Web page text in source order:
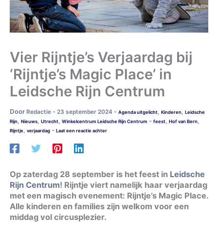
Vier Rijntje’s Verjaardag bij
‘Rijntje’s Magic Place’ in
Leidsche Rijn Centrum
Door Redactie - 23 september 2024 - Agenda uitgelicht, Kinderen, Leidsche
Rijn, Nieuws, Utrecht, Winkelcentrum Leidsche Rijn Centrum - feest, Hof van Bern,
Rijntje, verjaardag - Laat een reactie achter
Op zaterdag 28 september is het feest in Leidsche
Rijn Centrum! Rijntje viert namelijk haar verjaardag
met een magisch evenement: Rijntje’s Magic Place.
Alle kinderen en families zijn welkom voor een
middag vol circusplezier.